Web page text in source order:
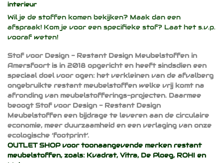
interieur
Wil je de stoffen komen bekijken? Maak dan een
afspraak! Kom je voor een specifieke stof? Laat het s.v.p.
vooraf weten!
Stof voor Design - Restant Design Meubelstoffen in
Amersfoort is in 2018 opgericht en heeft sindsdien een
speciaal doel voor ogen: het verkleinen van de afvalberg
ongebruikte restant meubelstoffen welke vrij komt na
afronding van meubelstofferings-projecten. Daarmee
beoogt Stof voor Design - Restant Design
Meubelstoffen een bijdrage te leveren aan de circulaire
economie, meer duurzaamheid en een verlaging van onze
ecologische ‘footprint’.
OUTLET SHOP voor toonaangevende merken restant
meubelstoffen, zoals: Kvadrat, Vitra, De Ploeg, ROHI en